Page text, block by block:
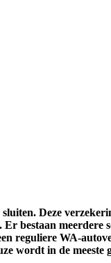
Deze
bestaan meerdere
reguliere WA-
wordt in de meeste